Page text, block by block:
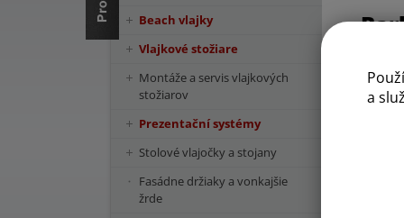
a
Beach vlajky
Vlajkové stožiare
Montáže a servis vlajkových
stožiarov
Prezentační systémy
Stolové vlajočky a stojany
Fasádne držiaky a vonkajšie
žrde